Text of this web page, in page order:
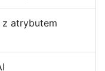
atrybutem